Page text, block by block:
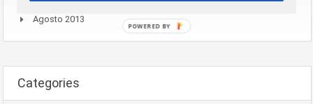
Agosto 2013
Categories
POWERED BY